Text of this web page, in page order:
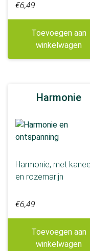
Drinkmoment
Middag
Smaak
Fruitig
Kruidig
Mild
Meer tonen
Ondersteuning bij
Afvallen
€6,49
Toevoegen aan
winkelwagen
Harmonie
Harmonie, met
en rozemarijn
€6,49
Toevoegen aan
winkelwagen